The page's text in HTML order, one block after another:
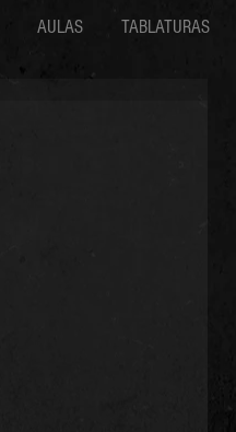
AULAS TABLATURAS